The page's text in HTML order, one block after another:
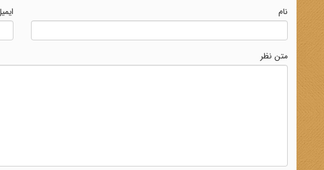
نام
متن نظر